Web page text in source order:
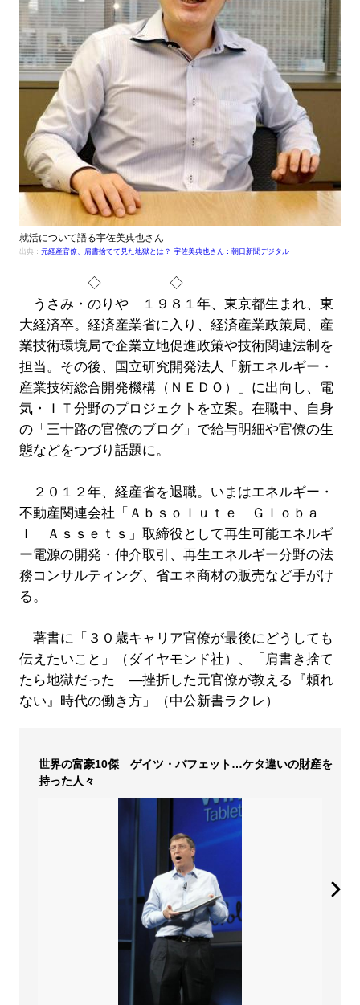
就活について語る宇佐美典也さん
出典： 元経産官僚、肩書捨てて見た地獄とは？ 宇佐美典也さん：朝日新聞デジタル
◇ ◇
うさみ・のりや １９８１年、東京都生まれ、東
大経済卒。経済産業省に入り、経済産業政策局、産
業技術環境局で企業立地促進政策や技術関連法制を
担当。その後、国立研究開発法人「新エネルギー・
産業技術総合開発機構（ＮＥＤＯ）」に出向し、電
気・ＩＴ分野のプロジェクトを立案。在職中、自身
の「三十路の官僚のブログ」で給与明細や官僚の生
態などをつづり話題に。
２０１２年、経産省を退職。いまはエネルギー・
不動産関連会社「Ａｂｓｏｌｕｔｅ Ｇｌｏｂａ
ｌ Ａｓｓｅｔｓ」取締役として再生可能エネルギ
ー電源の開発・仲介取引、再生エネルギー分野の法
務コンサルティング、省エネ商材の販売など手がけ
る。
著書に「３０歳キャリア官僚が最後にどうしても
伝えたいこと」（ダイヤモンド社）、「肩書き捨て
たら地獄だった ―挫折した元官僚が教える『頼れ
ない』時代の働き方」（中公新書ラクレ）
世界の富豪10傑 ゲイツ・バフェット…ケタ違いの財産を
持った人々